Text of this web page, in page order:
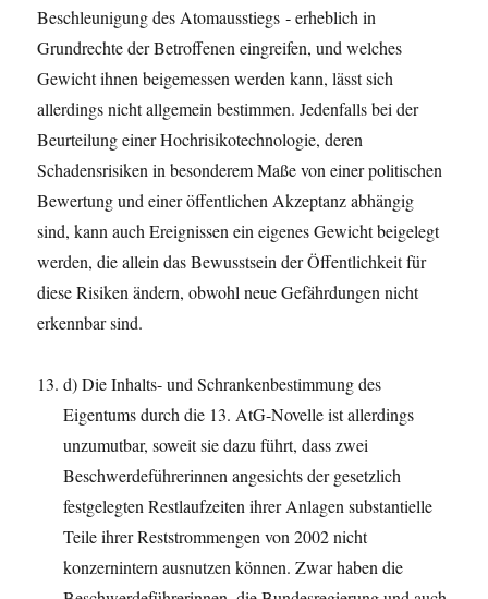
Beschleunigung des Atomausstiegs ‑ erheblich in
Grundrechte der Betroffenen eingreifen, und welches
Gewicht ihnen beigemessen werden kann, lässt sich
allerdings nicht allgemein bestimmen. Jedenfalls bei der
Beurteilung einer Hochrisikotechnologie, deren
Schadensrisiken in besonderem Maße von einer politischen
Bewertung und einer öffentlichen Akzeptanz abhängig
sind, kann auch Ereignissen ein eigenes Gewicht beigelegt
werden, die allein das Bewusstsein der Öffentlichkeit für
diese Risiken ändern, obwohl neue Gefährdungen nicht
erkennbar sind.
d) Die Inhalts- und Schrankenbestimmung des
Eigentums durch die 13. AtG-Novelle ist allerdings
unzumutbar, soweit sie dazu führt, dass zwei
Beschwerdeführerinnen angesichts der gesetzlich
festgelegten Restlaufzeiten ihrer Anlagen substantielle
Teile ihrer Reststrommengen von 2002 nicht
konzernintern ausnutzen können. Zwar haben die